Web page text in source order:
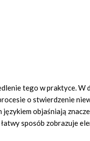
tego w praktyce. W
o stwierdzenie
objaśniają
sposób zobrazuje